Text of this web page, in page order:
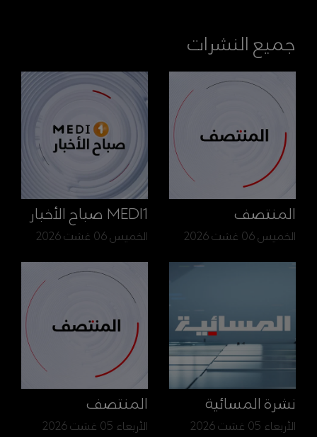
جميع النشرات
المنتصف
الخميس 06 غشت 2026
MEDI1 صباح الأخبار
الخميس 06 غشت 2026
نشرة المسائية
الأربعاء 05 غشت 2026
المنتصف
الأربعاء 05 غشت 2026